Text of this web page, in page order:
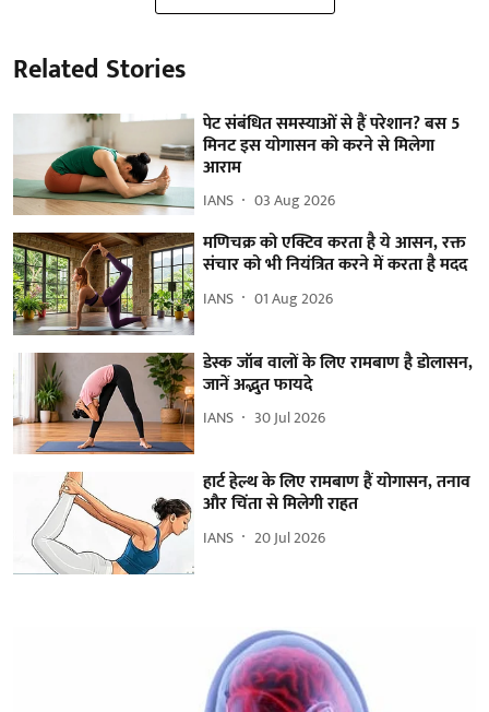
Related Stories
पेट संबंधित समस्याओं से हैं परेशान? बस 5
मिनट इस योगासन को करने से मिलेगा
आराम
IANS 03 Aug 2026
मणिचक्र को एक्टिव करता है ये आसन, रक्त
संचार को भी नियंत्रित करने में करता है मदद
IANS 01 Aug 2026
डेस्क जॉब वालों के लिए रामबाण है डोलासन,
जानें अद्भुत फायदे
IANS 30 Jul 2026
हार्ट हेल्थ के लिए रामबाण हैं योगासन, तनाव
और चिंता से मिलेगी राहत
IANS 20 Jul 2026